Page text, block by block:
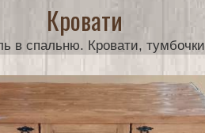
Кровати
в спальню. Кровати, тумбочки